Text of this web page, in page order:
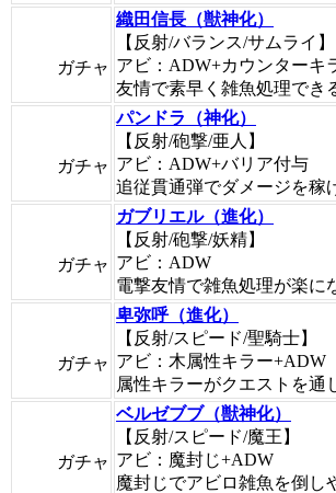
ガチャ
織田信長（獣神化）
【反射/バランス/サムライ】
アビ：ADW+カウンターキ
友情で素早く雑魚処理でき
ガチャ
パンドラ（神化）
【反射/砲撃/亜人】
アビ：ADW+バリア付与
追従貫通弾でダメージを稼
ガチャ
ガブリエル（進化）
【反射/砲撃/妖精】
アビ：ADW
電撃友情で雑魚処理が楽に
ガチャ
卑弥呼（進化）
【反射/スピード/聖騎士】
アビ：木属性キラー+ADW
属性キラーがクエストを通
ガチャ
ベルゼブブ（獣神化）
【反射/スピード/魔王】
アビ：魔封じ+ADW
魔封じでアビロ雑魚を倒し